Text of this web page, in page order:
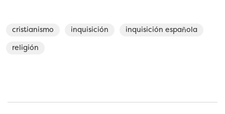
cristianismo inquisición
inquisición española
religión